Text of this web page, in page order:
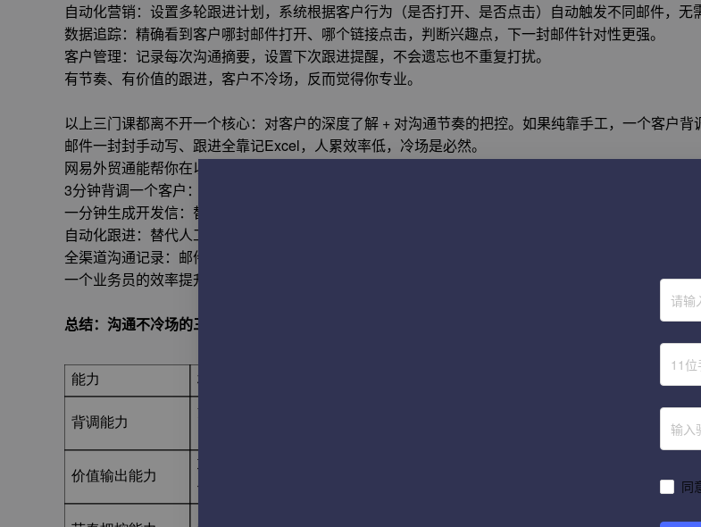
自动化营销：设置多轮跟进计划，系统根据客户行为（是否打开、是否点击）自动触发不同邮件，无
数据追踪：精确看到客户哪封邮件打开、哪个链接点击，判断兴趣点，下一封邮件针对性更强。
客户管理：记录每次沟通摘要，设置下次跟进提醒，不会遗忘也不重复打扰。
有节奏、有价值的跟进，客户不冷场，反而觉得你专业。
以上三门课都离不开一个核心：对客户的深度了解 + 对沟通节奏的把控。如果纯靠手工，一个客户背
邮件一封封手动写、跟进全靠记Excel，人累效率低，冷场是必然。
网易外贸通能帮你在以下环节提效：
3分钟背调一个客户：替代手动搜半天
一分钟生成开发信：替代憋半小时
自动化跟进：替代人工记Excel、手动发邮件
全渠道沟通记录：邮件、WhatsApp自动存档，随时查阅
一个业务员的效率提升3倍，沟通节奏自然不冷场。
总结：沟通不冷场的三个底层能力
请输
同